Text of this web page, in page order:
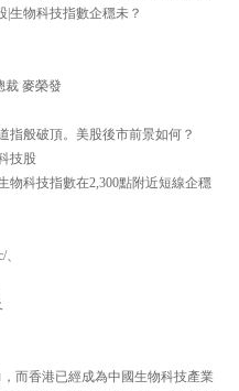
|生物科技指數企穩未？
裁 麥榮發
指般破頂。美股後市前景如何？
技股
物科技指數在2,300點附近短線企穩
而香港已經成為中國生物科技產業